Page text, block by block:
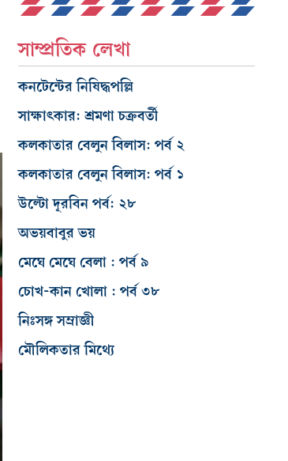
সাম্প্রতিক লেখা
কনটেন্টের নিষিদ্ধপল্লি
সাক্ষাৎকার: শ্রমণা চক্রবর্তী
কলকাতার বেলুন বিলাস: পর্ব ২
কলকাতার বেলুন বিলাস: পর্ব ১
উল্টো দূরবিন পর্ব: ২৮
অভয়বাবুর ভয়
মেঘে মেঘে বেলা : পর্ব ৯
চোখ-কান খোলা : পর্ব ৩৮
নিঃসঙ্গ সম্রাজ্ঞী
মৌলিকতার মিথ্যে